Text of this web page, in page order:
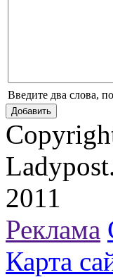
Введите два слова,
2011
Реклама
Карта